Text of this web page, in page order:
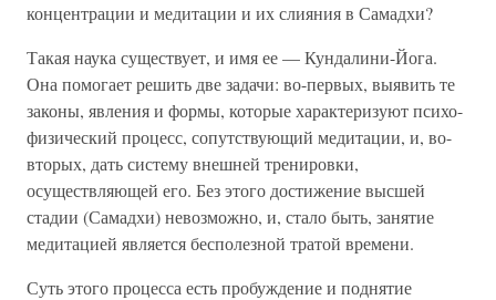
концентрации и медитации и их слияния в Самадхи?
Такая наука существует, и имя ее — Кундалини-Йога.
Она помогает решить две задачи: во-первых, выявить те
законы, явления и формы, которые характеризуют психо-
физический процесс, сопутствующий медитации, и, во-
вторых, дать систему внешней тренировки,
осуществляющей его. Без этого достижение высшей
стадии (Самадхи) невозможно, и, стало быть, занятие
медитацией является бесполезной тратой времени.
Суть этого процесса есть пробуждение и поднятие